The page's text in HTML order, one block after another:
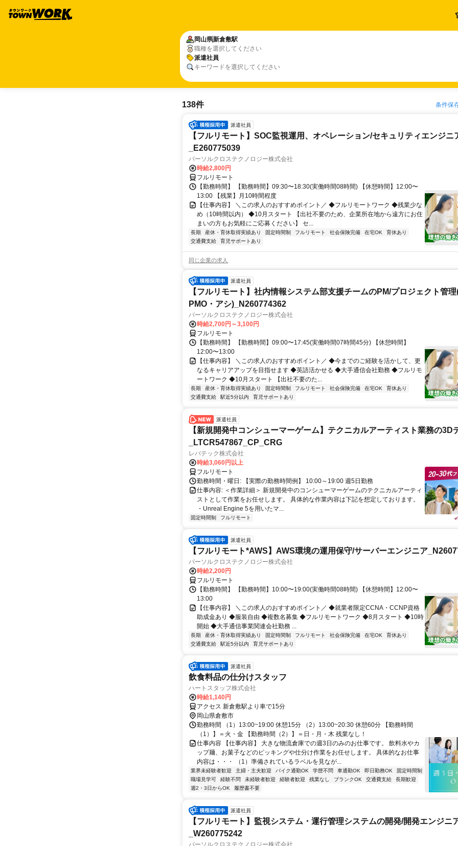
岡山県新倉敷駅
職種を選択してください
派遣社員
キーワードを選択してください
138件 条件保
派遣社員
【フルリモート】SOC監視運用、オペレーション/セキュリティエンジニ
_E260775039
パーソルクロステクノロジー株式会社
時給2,800円
フルリモート
【勤務時間】 【勤務時間】09:30〜18:30(実働時間08時間) 【休憩時間】12:00〜
13:00 【残業】月10時間程度
【仕事内容】 ＼この求人のおすすめポイント／ ◆フルリモートワーク ◆残業少な
め（10時間以内） ◆10月スタート 【出社不要のため、企業所在地から遠方にお住
まいの方もお気軽にご応募ください】 セ...
長期 産休・育休取得実績あり 固定時間制 フルリモート 社会保険完備 在宅OK
育休あり
交通費支給
育児サポートあり
同じ企業の求人
派遣社員
【フルリモート】社内情報システム部支援チームのPM/プロジェクト管
PMO・アシ)_N260774362
パーソルクロステクノロジー株式会社
時給2,700円～3,100円
フルリモート
【勤務時間】 【勤務時間】09:00〜17:45(実働時間07時間45分) 【休憩時間】
12:00〜13:00
【仕事内容】 ＼この求人のおすすめポイント／ ◆今までのご経験を活かして、更
なるキャリアアップを目指せます ◆英語活かせる ◆大手通信会社勤務 ◆フルリモ
ートワーク ◆10月スタート 【出社不要のた...
長期 産休・育休取得実績あり 固定時間制 フルリモート 社会保険完備 在宅OK
育休あり
交通費支給
駅近5分以内 育児サポートあり
派遣社員
【新規開発中コンシューマーゲーム】テクニカルアーティスト業務の3D
_LTCR547867_CP_CRG
レバテック株式会社
時給3,060円以上
フルリモート
勤務時間・曜日: 【実際の勤務時間例】 10:00～19:00 週5日勤務
仕事内容: ＜作業詳細＞ 新規開発中のコンシューマーゲームのテクニカルアーティ
ストとして作業をお任せします。 具体的な作業内容は下記を想定しております。
・Unreal Engine 5を用いたマ...
固定時間制 フルリモート
派遣社員
【フルリモート*AWS】AWS環境の運用保守/サーバーエンジニア
パーソルクロステクノロジー株式会社
時給2,200円
フルリモート
【勤務時間】 【勤務時間】10:00〜19:00(実働時間08時間) 【休憩時間】12:00〜
13:00
【仕事内容】 ＼この求人のおすすめポイント／ ◆就業者限定CCNA・CCNP資格
助成金あり ◆服装自由 ◆複数名募集 ◆フルリモートワーク ◆8月スタート ◆10時
開始 ◆大手通信事業関連会社勤務 ...
長期 産休・育休取得実績あり 固定時間制 フルリモート 社会保険完備 在宅OK
育休あり
交通費支給
駅近5分以内 育児サポートあり
派遣社員
飲食料品の仕分けスタッフ
ハートスタッフ株式会社
時給1,140円
アクセス 新倉敷駅より車で15分
岡山県倉敷市
勤務時間 （1）13:00~19:00 休憩15分 （2）13:00~20:30 休憩60分 【勤務時間
（1）】＝火・金 【勤務時間（2）】＝日・月・木 残業なし！
仕事内容 【仕事内容】 大きな物流倉庫での週3日のみのお仕事です。 飲料水やカ
ップ麺、お菓子などのピッキングや仕分け作業をお任せします。 具体的なお仕事
内容は・・・ （1）準備されているラベルを見なが...
業界未経験者歓迎 主婦・主夫歓迎 バイク通勤OK 学歴不問 車通勤OK 即日勤務OK
固定時間制
職場見学可
経験不問 未経験者歓迎 経験者歓迎 残業なし ブランクOK 交通費支給
長期歓迎
週2・3日からOK
履歴書不要
派遣社員
【フルリモート】監視システム・運行管理システムの開発/開発エンジニ
_W260775242
パーソルクロステクノロジー株式会社